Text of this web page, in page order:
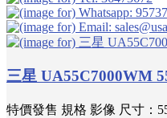
三星 UA55C7000WM
特價發售 規格 影像 尺寸：